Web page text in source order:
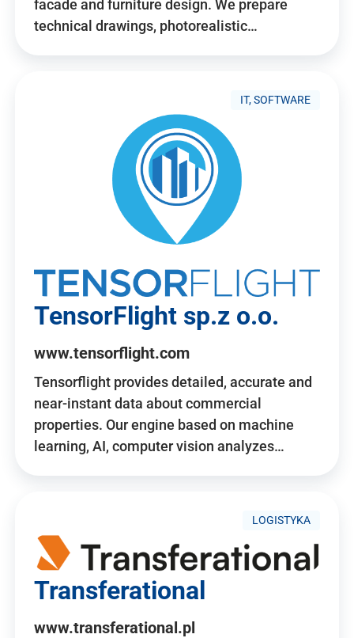
facade and furniture design. We prepare
technical drawings, photorealistic…
IT, SOFTWARE
TensorFlight sp.z o.o.
www.tensorflight.com
Tensorflight provides detailed, accurate and
near-instant data about commercial
properties. Our engine based on machine
learning, AI, computer vision analyzes…
LOGISTYKA
Transferational
www.transferational.pl